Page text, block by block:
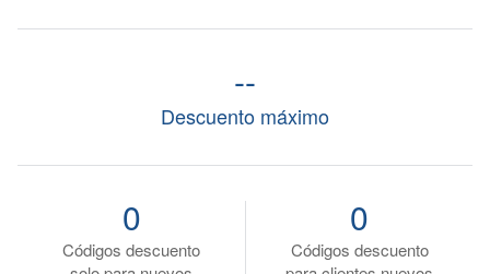
Descuento máximo
--
Códigos descuento
0
Códigos descuento
0